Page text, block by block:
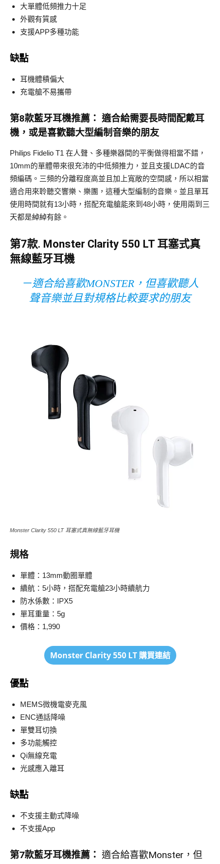
大單體低頻推力十足
外觀有質感
支援APP多種功能
缺點
耳機體積偏大
充電艙不易攜帶
第8款藍牙耳機推薦： 適合給需要長時間配戴耳
機，或是喜歡聽大型編制音樂的朋友
Philips Fidelio T1 在人聲、多種樂器間的平衡做得相當不錯，
10mm的單體帶來很充沛的中低頻推力，並且支援LDAC的音
頻編碼。三頻的分離程度高並且加上寬敞的空間感，所以相當
適合用來聆聽交響樂、樂團，這種大型編制的音樂。並且單耳
使用時間就有13小時，搭配充電艙能來到48小時，使用兩到三
天都是綽綽有餘。
第7款. Monster Clarity 550 LT 耳塞式真
無線藍牙耳機
－適合給喜歡MONSTER，但喜歡聽人
聲音樂並且對規格比較要求的朋友
Monster Clarity 550 LT 耳塞式真無線藍牙耳機
規格
單體：13mm動圈單體
續航：5小時，搭配充電艙23小時續航力
防水係數：IPX5
單耳重量：5g
價格：1,990
Monster Clarity 550 LT 購買連結
優點
MEMS微機電麥克風
ENC通話降噪
單雙耳切換
多功能觸控
Qi無線充電
光感應入離耳
缺點
不支援主動式降噪
不支援App
第7款藍牙耳機推薦： 適合給喜歡Monster，但